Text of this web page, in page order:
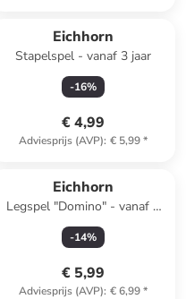
Eichhorn
Stapelspel - vanaf 3 jaar
-16%
€ 4,99
Adviesprijs (AVP): € 5,99*
Eichhorn
Legspel "Domino" - vanaf 3
jaar
-14%
€ 5,99
Adviesprijs (AVP): € 6,99*